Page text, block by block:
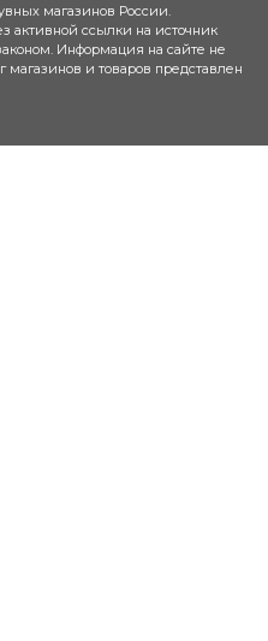
магазинов России.
активной ссылки на источник
Информация на сайте не
магазинов и товаров представлен